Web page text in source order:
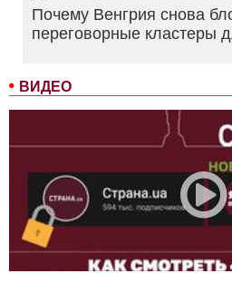
ВИДЕО
Почему Венгрия снова
переговорные кластеры